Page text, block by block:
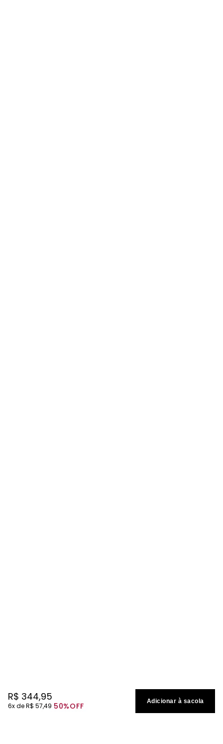
R$ 344,95
6 R$ 57,49 50%OFF Adicionar à sacola